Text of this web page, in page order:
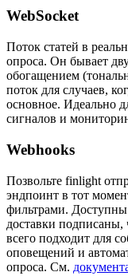
WebSocket
Поток статей в
опроса. Он бывает
обогащением
поток для случаев,
основное. Идеально
сигналов и
Webhooks
Позвольте finlight
эндпоинт в тот
фильтрами.
доставки
всего подходит для
оповещений и
опроса. См.